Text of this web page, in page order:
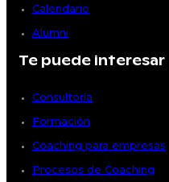
Calendario
Alumni
Te puede interesar
Consultoría
Formación
Coaching para empresas
Procesos de Coaching